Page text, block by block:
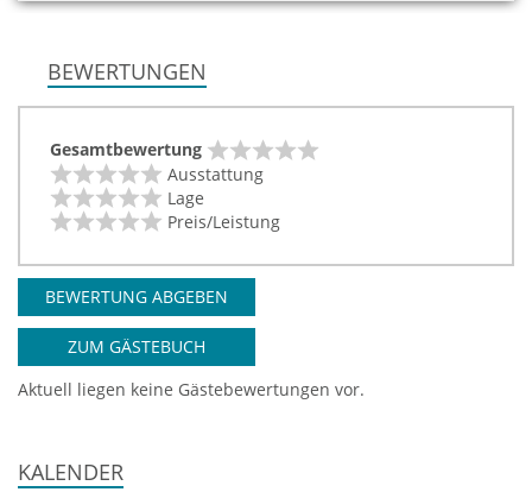
BEWERTUNGEN
Gesamtbewertung
Ausstattung
Lage
Preis/Leistung
BEWERTUNG ABGEBEN
ZUM GÄSTEBUCH
Aktuell liegen keine Gästebewertungen vor.
KALENDER